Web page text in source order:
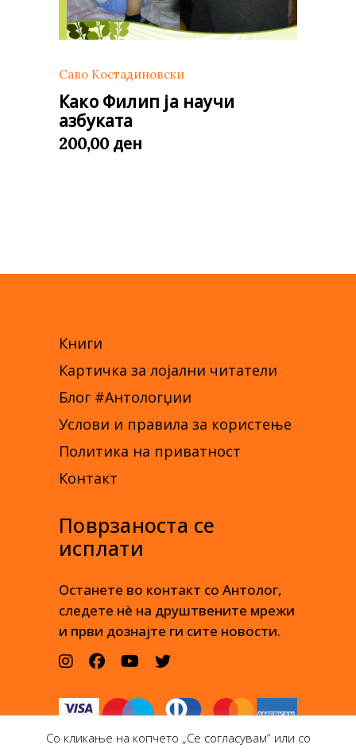
Саво Костадиновски
Како Филип ја научи
азбуката
200,00 ден
Книги
Картичка за лојални читатели
Блог #Антологџии
Услови и правила за користење
Политика на приватност
Контакт
Поврзаноста се
исплати
Останете во контакт со Антолог,
следете нè на друштвените мрежи
и први дознајте ги сите новости.
Со кликање на копчето „Се согласувам“ или со